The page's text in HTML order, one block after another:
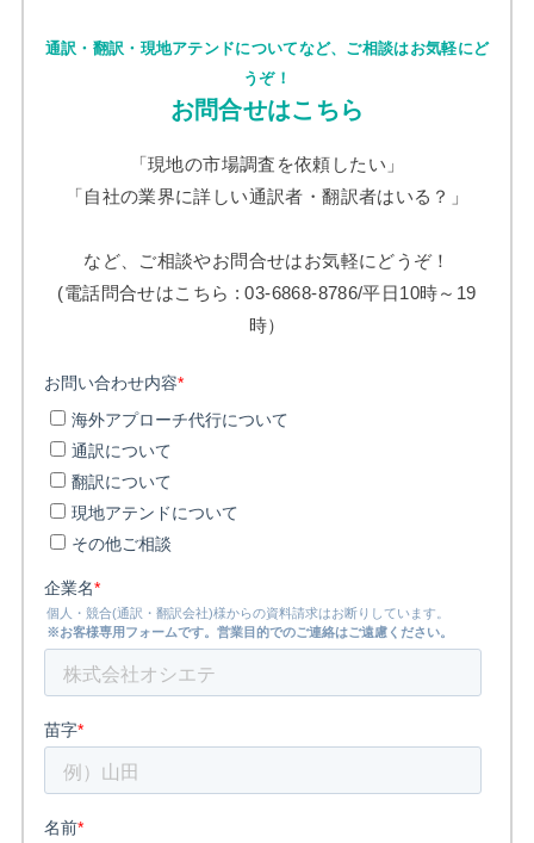
通訳・翻訳・現地アテンドについてなど、ご相談はお気軽にど
うぞ！
お問合せはこちら
「現地の市場調査を依頼したい」
「自社の業界に詳しい通訳者・翻訳者はいる？」
など、ご相談やお問合せはお気軽にどうぞ！
(電話問合せはこちら : 03-6868-8786/平日10時～19
時）